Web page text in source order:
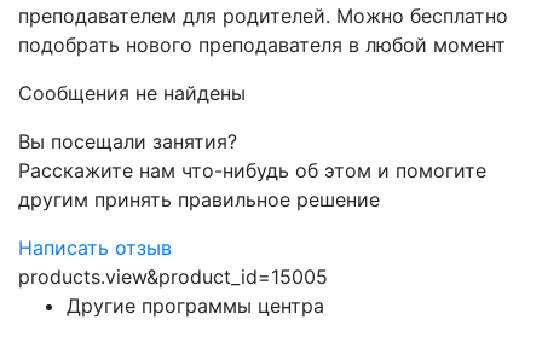
преподавателем для родителей. Можно бесплатно
подобрать нового преподавателя в любой момент
Сообщения не найдены
Вы посещали занятия?
Расскажите нам что-нибудь об этом и помогите
другим принять правильное решение
Написать отзыв
products.view&product_id=15005
Другие программы центра